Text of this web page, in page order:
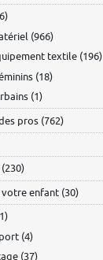
(966)
textile (196)
(18)
(1)
pros (762)
(230)
enfant (30)
(4)
(37)